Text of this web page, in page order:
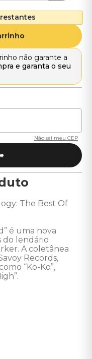
não garante a
e garanta o seu
Não sei meu CEP
The Best Of
é uma nova
do lendário
A coletânea
Records,
“Ko-Ko”,